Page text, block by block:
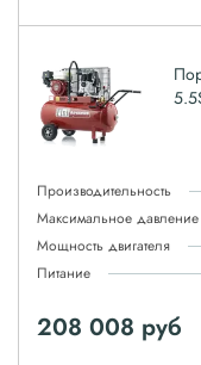
Производительность
Максимальное давление
Мощность двигателя
Питание
208 008 руб